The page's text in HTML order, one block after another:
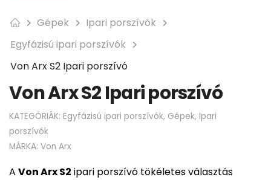
Gépek
Ipari porszívók
Egyfázisú ipari porszívók
Von Arx S2 Ipari porszívó
Von Arx S2 Ipari porszívó
KATEGÓRIÁK: Egyfázisú ipari porszívók, Gépek, Ipari
porszívók
MÁRKA: Von Arx
A Von Arx S2 ipari porszívó tökéletes választás